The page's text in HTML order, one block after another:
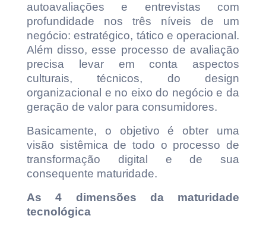
autoavaliações e entrevistas com
profundidade nos três níveis de um
negócio: estratégico, tático e operacional.
Além disso, esse processo de avaliação
precisa levar em conta aspectos
culturais, técnicos, do design
organizacional e no eixo do negócio e da
geração de valor para consumidores.
Basicamente, o objetivo é obter uma
visão sistêmica de todo o processo de
transformação digital e de sua
consequente maturidade.
As 4 dimensões da maturidade
tecnológica